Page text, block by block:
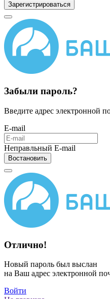
Зарегистрироваться
Забыли пароль?
Введите адрес электронной
E-mail
Неправльный E-mail
Востановить
Отлично!
Новый пароль был выслан
на Ваш адрес электронной
Войти